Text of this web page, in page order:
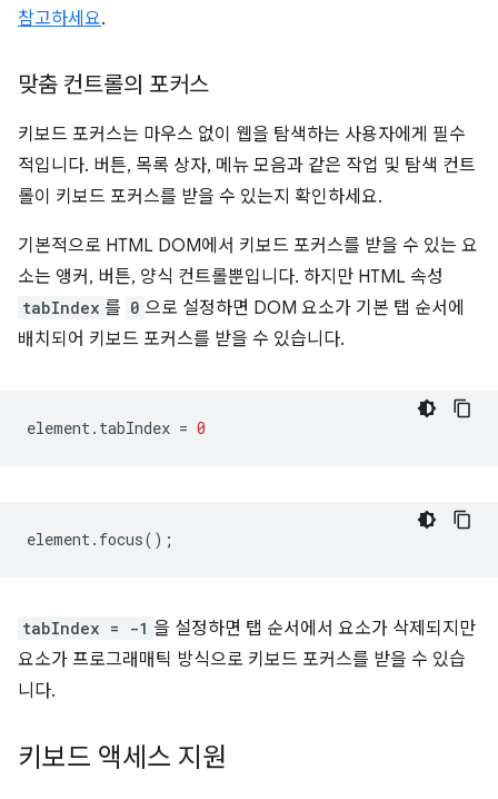
참고하세요.
맞춤 컨트롤의 포커스
키보드 포커스는 마우스 없이 웹을 탐색하는 사용자에게 필수
적입니다. 버튼, 목록 상자, 메뉴 모음과 같은 작업 및 탐색 컨트
롤이 키보드 포커스를 받을 수 있는지 확인하세요.
기본적으로 HTML DOM에서 키보드 포커스를 받을 수 있는 요
소는 앵커, 버튼, 양식 컨트롤뿐입니다. 하지만 HTML 속성
tabIndex 를 0 으로 설정하면 DOM 요소가 기본 탭 순서에
배치되어 키보드 포커스를 받을 수 있습니다.
element . tabIndex = 0
element . focus();
tabIndex = -1 을 설정하면 탭 순서에서 요소가 삭제되지만
요소가 프로그래매틱 방식으로 키보드 포커스를 받을 수 있습
니다.
키보드 액세스 지원